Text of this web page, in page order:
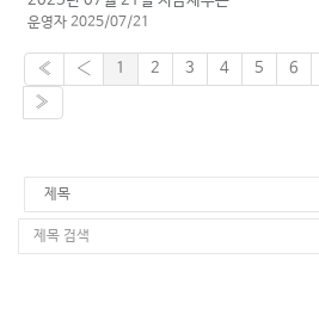
운영자 2025/07/21
« ‹ 1 2 3 4 5 6
»